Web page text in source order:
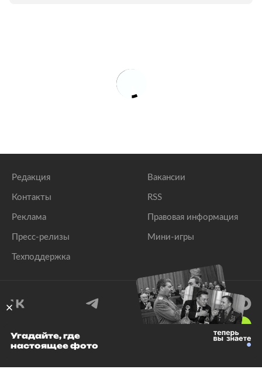
Редакция
Контакты
Реклама
Пресс-релизы
Техподдержка
Вакансии
RSS
Правовая информация
Мини-игры
© 1999–2026 Все права защищены.
Угадайте, где
настоящее фото